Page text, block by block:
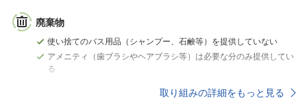
廃棄物
使い捨てのバス用品（シャンプー、石鹸等）を提供していない
アメニティ（歯ブラシやヘアブラシ等）は必要な分のみ提供してい
る
取り組みの詳細をもっと見る